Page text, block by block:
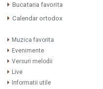
Bucataria favorita
Calendar ortodox
Muzica favorita
Evenimente
Versuri melodii
Live
Informatii utile